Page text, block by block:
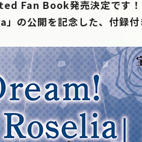
Fan Book発売決定です！
の公開を記念した、付録付